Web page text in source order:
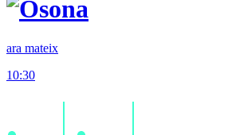
ara mateix
10:30